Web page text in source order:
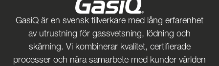
GasiQ är en svensk tillverkare med lång erfarenhet
av utrustning för gassvetsning, lödning och
skärning. Vi kombinerar kvalitet, certifierade
processer och nära samarbete med kunder världen